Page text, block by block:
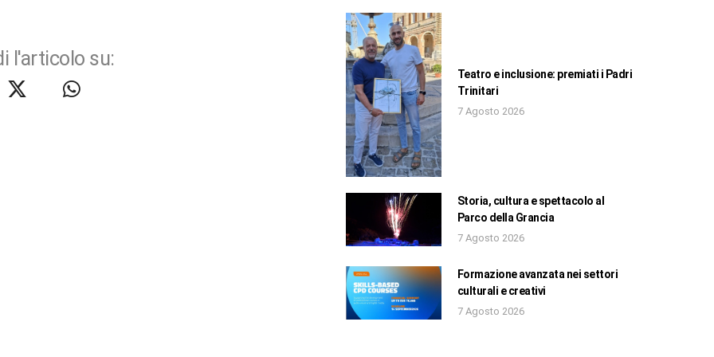
l'articolo su:
Teatro e inclusione: premiati i Padri
Trinitari
7 Agosto 2026
Storia, cultura e spettacolo al
Parco della Grancia
7 Agosto 2026
Formazione avanzata nei settori
culturali e creativi
7 Agosto 2026